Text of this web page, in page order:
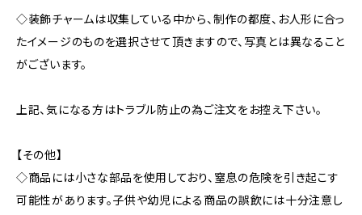
◇装飾チャームは収集している中から、制作の都度、お人形に合っ
たイメージのものを選択させて頂きますので、写真とは異なること
がございます。
上記、気になる方はトラブル防止の為ご注文をお控え下さい。
【その他】
◇商品には小さな部品を使用しており、窒息の危険を引き起こす
可能性があります。子供や幼児による商品の誤飲には十分注意し